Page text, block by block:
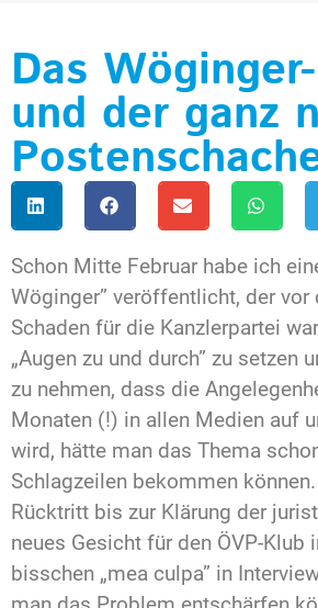
Das
und der ganz
Schon Mitte Februar habe ich
Wöginger” veröffentlicht, der
Schaden für die Kanzlerpartei
„Augen zu und durch” zu setzen
zu nehmen, dass die
Monaten (!) in allen Medien auf
wird, hätte man das Thema
Schlagzeilen bekommen
Rücktritt bis zur Klärung der
neues Gesicht für den ÖVP-Klub
bisschen „mea culpa” in